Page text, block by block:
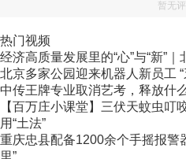
暂无
热门视频
经济高质量发展里的“心”与“新”｜
北京多家公园迎来机器人新员工
中传王牌专业取消艺考，释放什
【百万庄小课堂】三伏天蚊虫叮
用“土法”
重庆忠县配备1200余个手摇报警
里”